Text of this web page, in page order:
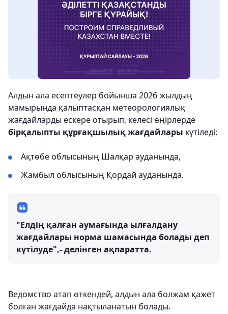
Алдын ала есептеулер бойынша 2026 жылдың
мамырында қалыптасқан метеорологиялық
жағдайларды ескере отырып, келесі өңірлерде
бірқалыпты құрғақшылық жағдайлары күтіледі:
Ақтөбе облысының Шалқар ауданында,
Жамбыл облысының Қордай ауданында.
"Елдің қалған аумағында ылғалдану
жағдайлары норма шамасында болады деп
күтілуде",- делінген ақпаратта.
Ведомство атап өткендей, алдын ала болжам қажет
болған жағдайда нақтыланатын болады.